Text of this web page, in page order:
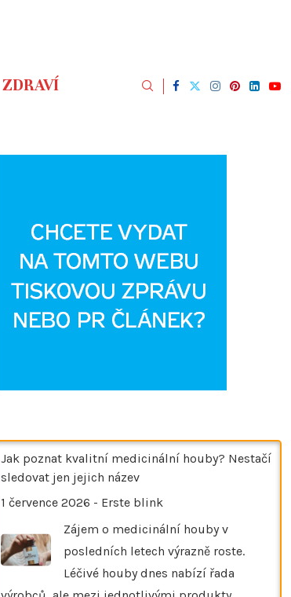
ZDRAVÍ
Jak poznat kvalitní medicinální houby? Nestačí
sledovat jen jejich název
1 července 2026 - Erste blink
Zájem o medicinální houby v
posledních letech výrazně roste.
Léčivé houby dnes nabízí řada